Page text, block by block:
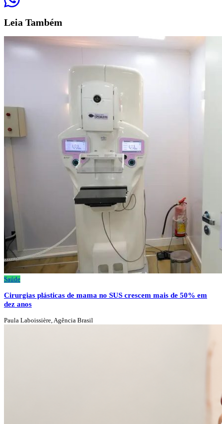
Leia Também
Saúde
Cirurgias plásticas de mama no SUS crescem mais de 50% em
dez anos
Paula Laboissière, Agência Brasil